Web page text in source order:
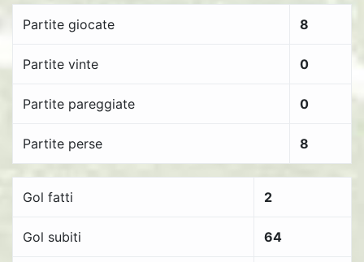
Partite giocate 8
Partite vinte 0
Partite pareggiate 0
Partite perse 8
Gol fatti 2
Gol subiti 64